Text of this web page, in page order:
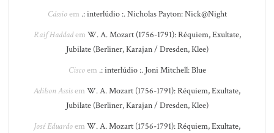
Cássioem .: interlúdio :. Nicholas Payton: Nick@Night
Raif Haddadem W. A. Mozart (1756-1791): Réquiem, Exultate,
Jubilate (Berliner, Karajan / Dresden, Klee)
Ciscoem .: interlúdio :. Joni Mitchell: Blue
Adilson Assisem W. A. Mozart (1756-1791): Réquiem, Exultate,
Jubilate (Berliner, Karajan / Dresden, Klee)
José Eduardoem W. A. Mozart (1756-1791): Réquiem, Exultate,